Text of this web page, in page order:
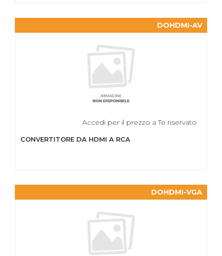
DOHDMI-AV
Accedi per il prezzo a Te riservato
CONVERTITORE DA HDMI A RCA
DOHDMI-VGA